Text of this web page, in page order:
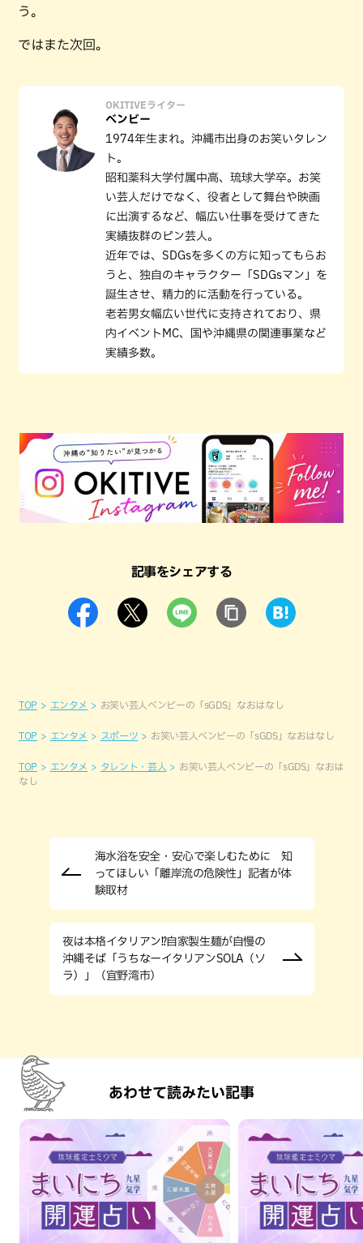
う。
ではまた次回。
OKITIVEライター
ベンビー
1974年生まれ。沖縄市出身のお笑いタレン
ト。
昭和薬科大学付属中高、琉球大学卒。お笑
い芸人だけでなく、役者として舞台や映画
に出演するなど、幅広い仕事を受けてきた
実績抜群のピン芸人。
近年では、SDGsを多くの方に知ってもらお
うと、独自のキャラクター「SDGsマン」を
誕生させ、精力的に活動を行っている。
老若男女幅広い世代に支持されており、県
内イベントMC、国や沖縄県の関連事業など
実績多数。
記事をシェアする
TOP エンタメ お笑い芸人ベンビーの「sGDS」なおはなし
TOP エンタメ スポーツ お笑い芸人ベンビーの「sGDS」なおはなし
TOP エンタメ タレント・芸人
お笑い芸人ベンビーの「sGDS」なおは
なし
海水浴を安全・安心で楽しむために 知
ってほしい「離岸流の危険性」記者が体
験取材
夜は本格イタリアン⁉︎自家製生麺が自慢の
沖縄そば「うちなーイタリアンSOLA（ソ
ラ）」（宜野湾市）
あわせて読みたい記事